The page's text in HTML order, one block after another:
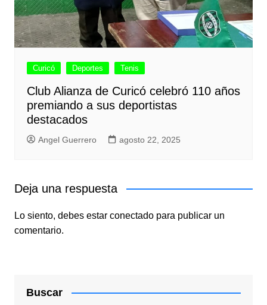
Curicó Deportes Tenis
Club Alianza de Curicó celebró 110 años
premiando a sus deportistas
destacados
Angel Guerrero agosto 22, 2025
Deja una respuesta
Lo siento, debes estar conectadopara publicar un
comentario.
Buscar